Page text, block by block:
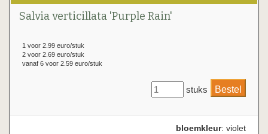
Salvia verticillata 'Purple Rain'
1 voor 2.99 euro/stuk
2 voor 2.69 euro/stuk
vanaf 6 voor 2.59 euro/stuk
stuks
bloemkleur: violet